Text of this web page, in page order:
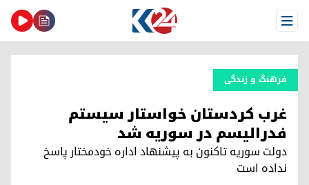
Open Menu
فرهنگ و زندگی
غرب کردستان خواستار سیستم
فدرالیسم در سوریه شد
دولت سوریه تاکنون به پیشنهاد اداره خودمختار پاسخ
نداده است